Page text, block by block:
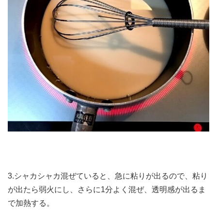
3.シャカシャカ混ぜていると、急に粘りが出るので、粘り
が出たら弱火にし、さらに1分よく混ぜ、透明感が出るま
で加熱する。